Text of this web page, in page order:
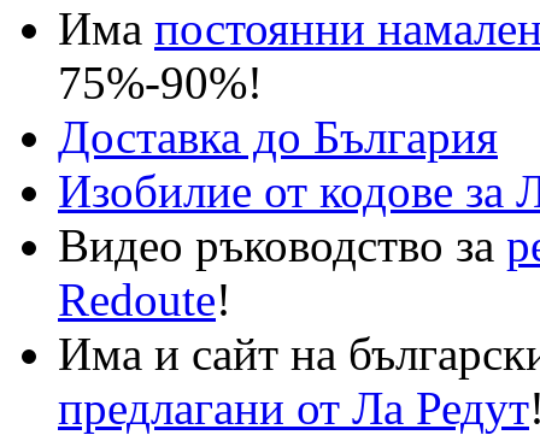
Има постоянни
75%-90%!
Доставка до България
Изобилие от кодове за
Видео ръководство за
Redoute!
Има и сайт на
предлагани от Ла Редут